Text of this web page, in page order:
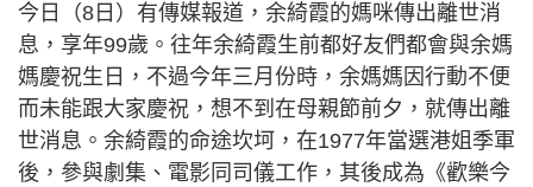
今日（8日）有傳媒報道，余綺霞的媽咪傳出離世消
息，享年99歲。往年余綺霞生前都好友們都會與余媽
媽慶祝生日，不過今年三月份時，余媽媽因行動不便
而未能跟大家慶祝，想不到在母親節前夕，就傳出離
世消息。余綺霞的命途坎坷，在1977年當選港姐季軍
後，參與劇集、電影同司儀工作，其後成為《歡樂今